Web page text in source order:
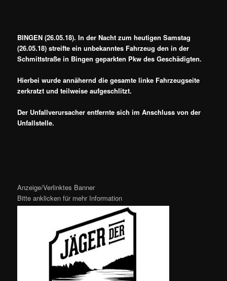
BINGEN (26.05.18). In der Nacht zum heutigen Samstag
(26.05.18) streifte ein unbekanntes Fahrzeug den in der
Schmittstraße in Bingen geparkten Pkw des Geschädigten.
Hierbei wurde annähernd die gesamte linke Fahrzeugseite
zerkratzt und teilweise aufgeschlitzt.
Der Unfallverursacher entfernte sich im Anschluss von der
Unfallstelle.
Anzeige/Verlinktes Banner
Bitte anklicken für mehr Information